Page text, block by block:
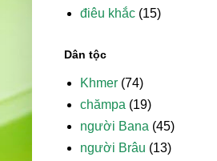
điêu khắc (15)
Dân tộc
Khmer (74)
chămpa (19)
người Bana (45)
người Brâu (13)